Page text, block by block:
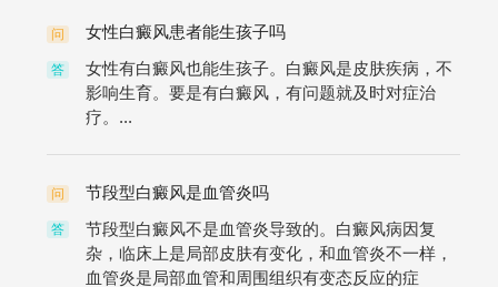
问 女性白癜风患者能生孩子吗
答
女性有白癜风也能生孩子。白癜风是皮肤疾病，不
影响生育。要是有白癜风，有问题就及时对症治
疗。...
问 节段型白癜风是血管炎吗
答
节段型白癜风不是血管炎导致的。白癜风病因复
杂，临床上是局部皮肤有变化，和血管炎不一样，
血管炎是局部血管和周围组织有变态反应的症